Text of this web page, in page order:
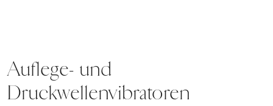
Auflege- und
Druckwellenvibratoren